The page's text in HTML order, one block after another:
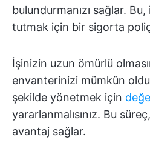
bulundurmanızı sağlar.
tutmak için bir sigorta
İşinizin uzun ömürlü
envanterinizi mümkün
şekilde yönetmek için
yararlanmalısınız. Bu
avantaj sağlar.